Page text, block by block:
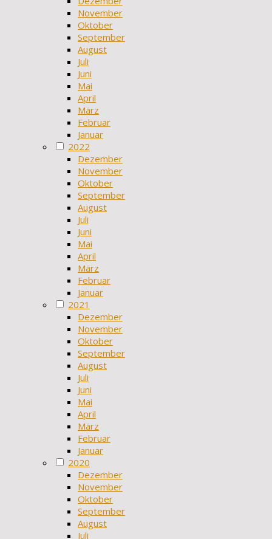
November
Oktober
September
August
Juli
Juni
Mai
April
März
Februar
Januar
2022
Dezember
November
Oktober
September
August
Juli
Juni
Mai
April
März
Februar
Januar
2021
Dezember
November
Oktober
September
August
Juli
Juni
Mai
April
März
Februar
Januar
2020
Dezember
November
Oktober
September
August
Juli